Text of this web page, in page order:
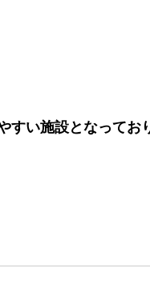
すい施設となってお